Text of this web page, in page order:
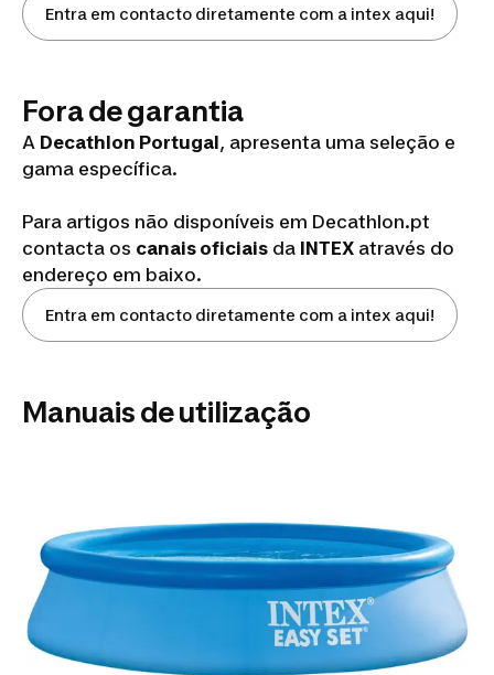
Entra em contacto diretamente com a intex aqui!
Fora de garantia
A Decathlon Portugal, apresenta uma seleção e
gama específica.
Para artigos não disponíveis em Decathlon.pt
contacta os canais oficiais da INTEX através do
endereço em baixo.
Entra em contacto diretamente com a intex aqui!
Manuais de utilização